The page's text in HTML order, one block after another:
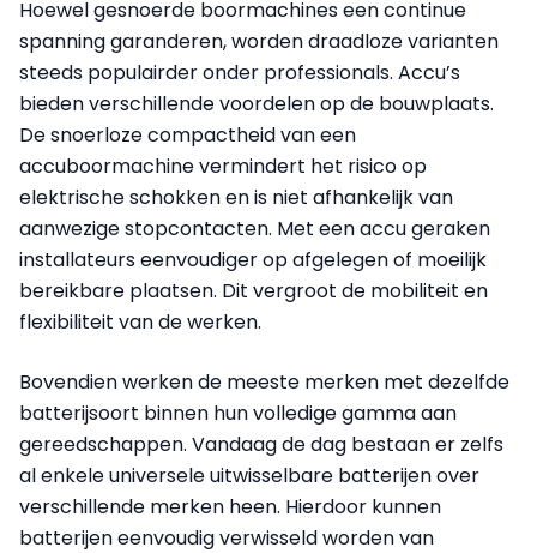
Hoewel gesnoerde boormachines een continue
spanning garanderen, worden draadloze varianten
steeds populairder onder professionals. Accu’s
bieden verschillende voordelen op de bouwplaats.
De snoerloze compactheid van een
accuboormachine vermindert het risico op
elektrische schokken en is niet afhankelijk van
aanwezige stopcontacten. Met een accu geraken
installateurs eenvoudiger op afgelegen of moeilijk
bereikbare plaatsen. Dit vergroot de mobiliteit en
flexibiliteit van de werken.
Bovendien werken de meeste merken met dezelfde
batterijsoort binnen hun volledige gamma aan
gereedschappen. Vandaag de dag bestaan er zelfs
al enkele universele uitwisselbare batterijen over
verschillende merken heen. Hierdoor kunnen
batterijen eenvoudig verwisseld worden van